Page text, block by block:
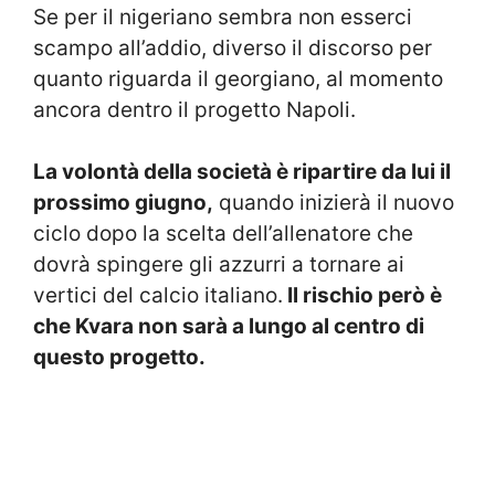
Se per il nigeriano sembra non esserci
scampo all’addio, diverso il discorso per
quanto riguarda il georgiano, al momento
ancora dentro il progetto Napoli.
La volontà della società è ripartire da lui il
prossimo giugno, quando inizierà il nuovo
ciclo dopo la scelta dell’allenatore che
dovrà spingere gli azzurri a tornare ai
vertici del calcio italiano. Il rischio però è
che Kvara non sarà a lungo al centro di
questo progetto.